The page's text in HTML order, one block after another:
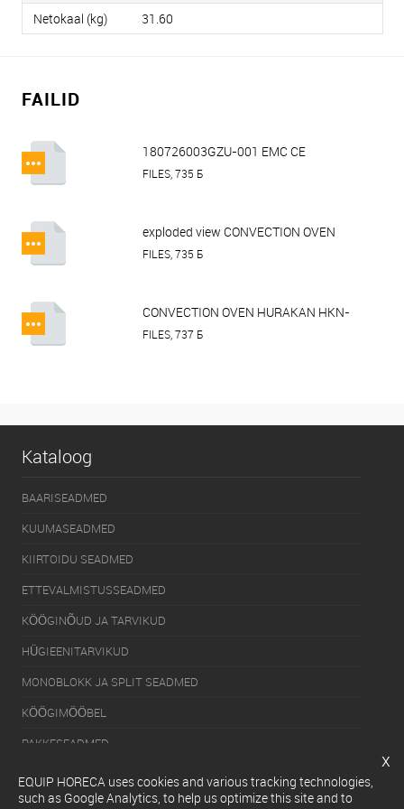
Netokaal (kg) 31.60
FAILID
180726003GZU-001 EMC CE
VoC_Security.pdf
FILES, 735 Б
exploded view CONVECTION OVEN
HURAKAN HKN-XFT133.pdf
FILES, 735 Б
CONVECTION OVEN HURAKAN HKN-
XFT133, HKN-XFT133L.pdf
FILES, 737 Б
Kataloog
BAARISEADMED
KUUMASEADMED
KIIRTOIDU SEADMED
ETTEVALMISTUSSEADMED
KÖÖGINÕUD JA TARVIKUD
HÜGIEENITARVIKUD
MONOBLOKK JA SPLIT SEADMED
KÖÖGIMÖÖBEL
PAKKESEADMED
KÜLMUTUSSEADMED
SERVEERIMISSEADMED
x
EQUIP HORECA uses cookies and various tracking technologies,
such as Google Analytics, to help us optimize this site and to